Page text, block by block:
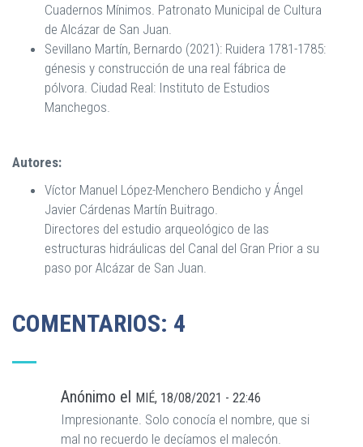
Cuadernos Mínimos. Patronato Municipal de Cultura
de Alcázar de San Juan.
Sevillano Martín, Bernardo (2021): Ruidera 1781-1785:
génesis y construcción de una real fábrica de
pólvora. Ciudad Real: Instituto de Estudios
Manchegos.
Autores:
Víctor Manuel López-Menchero Bendicho y Ángel
Javier Cárdenas Martín Buitrago
Directores del estudio arqueológico de las
estructuras hidráulicas del Canal del Gran Prior a su
paso por Alcázar de San Juan
COMENTARIOS: 4
Anónimo el MIÉ, 18/08/2021 - 22:46
Impresionante. Solo conocía el nombre, que si
mal no recuerdo le decíamos el malecón.